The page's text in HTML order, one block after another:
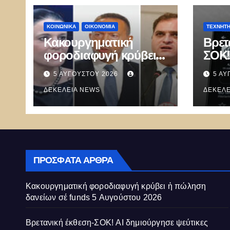
ΚΟΙΝΩΝΙΚΑ ΟΙΚΟΝΟΜΙΑ
Κακουργηματική
φοροδιαφυγή κρύβει ἡ
πώληση δανείων σέ
funds
5 ΑΥΓΟΎΣΤΟΥ 2026
ΔΕΚΈΛΕΙΑ NEWS
και
5
ΠΡΌΣΦΑΤΑ ΆΡΘΡΑ
Κακουργηματική φοροδιαφυγή κρύβει ἡ πώληση
δανείων σέ funds 5 Αυγούστου 2026
Βρετανική έκθεση-ΣΟΚ! AI δημιούργησε ψεύτικες